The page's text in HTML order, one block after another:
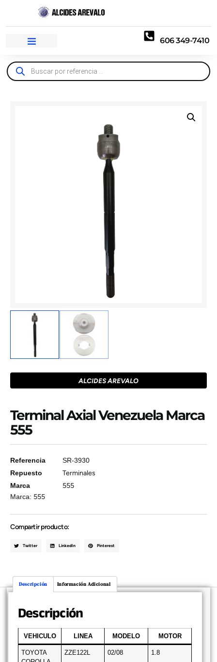
606 349-7410
ALCIDES AREVALO
Terminal Axial Venezuela Marca
555
Referencia
SR-3930
Repuesto
Terminales
Marca 555
Marca: 555
Compartir producto:
Twitter LinkedIn Pinterest
Descripción Información Adicional
Descripción
VEHICULO LINEA MODELO MOTOR
TOYOTA
ZZE122L 02/08 1.8